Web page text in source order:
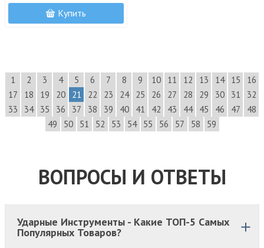
Купить
1 2 3 4 5 6 7 8 9 10 11 12 13 14 15
16
17
18 19 20 21 22 23 24 25 26 27 28 29 30 31
32
33
34 35 36 37 38 39 40 41 42 43 44 45 46 47
48
49
50 51 52 53 54 55 56 57 58 59
ВОПРОСЫ И ОТВЕТЫ
Ударные Инструменты - Какие ТОП-5 Самых
Популярных Товаров?